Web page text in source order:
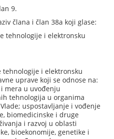
9.
člana i član 38a koji glase:
tehnologije i elektronsku
tehnologije i elektronsku
uprave koji se odnose na:
mera u uvođenju
tehnologija u organima
uspostavljanje i vođenje
biomedicinske i druge
i razvoj u oblasti
bioekonomije, genetike i